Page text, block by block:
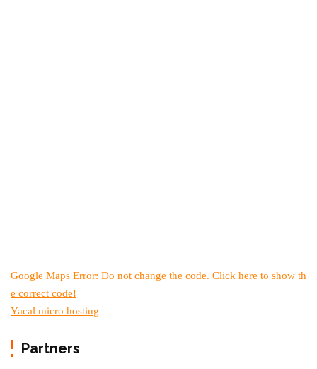
Google Maps Error: Do not change the code. Click here to show th
e correct code!
Yacal micro hosting
Partners